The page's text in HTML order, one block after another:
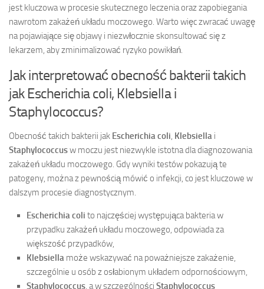
jest kluczowa w procesie skutecznego leczenia oraz zapobiegania
nawrotom zakażeń układu moczowego. Warto więc zwracać uwagę
na pojawiające się objawy i niezwłocznie skonsultować się z
lekarzem, aby zminimalizować ryzyko powikłań.
Jak interpretować obecność bakterii takich
jak Escherichia coli, Klebsiella i
Staphylococcus?
Obecność takich bakterii jak Escherichia coli Klebsiella i
Staphylococcusw moczu jest niezwykle istotna dla diagnozowania
zakażeń układu moczowego. Gdy wyniki testów pokazują te
patogeny, można z pewnością mówić o infekcji, co jest kluczowe w
dalszym procesie diagnostycznym.
Escherichia coli to najczęściej występująca bakteria w
przypadku zakażeń układu moczowego, odpowiada za
większość przypadków,
Klebsiella może wskazywać na poważniejsze zakażenie,
szczególnie u osób z osłabionym układem odpornościowym,
Staphylococcus , a w szczególności Staphylococcus